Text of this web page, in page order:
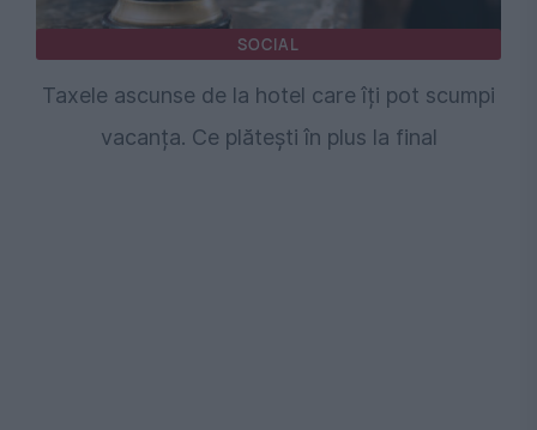
SOCIAL
Taxele ascunse de la hotel care îți pot scumpi
vacanța. Ce plătești în plus la final